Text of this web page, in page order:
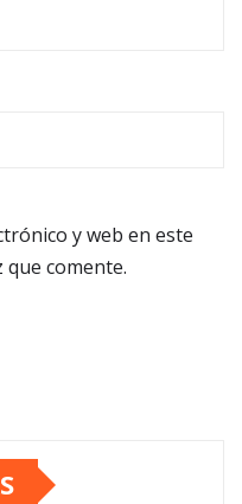
y web en este
comente.